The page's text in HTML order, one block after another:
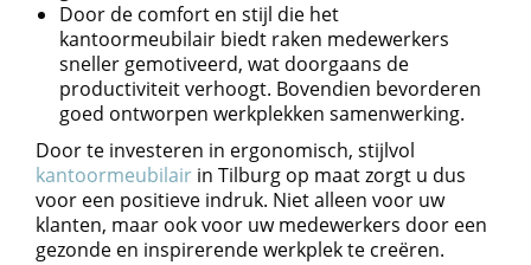
Door de comfort en stijl die het
kantoormeubilair biedt raken medewerkers
sneller gemotiveerd, wat doorgaans de
productiviteit verhoogt. Bovendien bevorderen
goed ontworpen werkplekken samenwerking.
Door te investeren in ergonomisch, stijlvol
kantoormeubilair in Tilburg op maat zorgt u dus
voor een positieve indruk. Niet alleen voor uw
klanten, maar ook voor uw medewerkers door een
gezonde en inspirerende werkplek te creëren.